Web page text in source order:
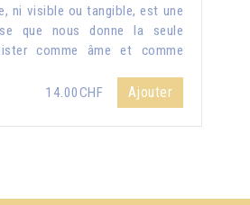
ni visible ou tangible, est une
que nous donne la seule
comme âme et comme
14.00CHF
Ajouter